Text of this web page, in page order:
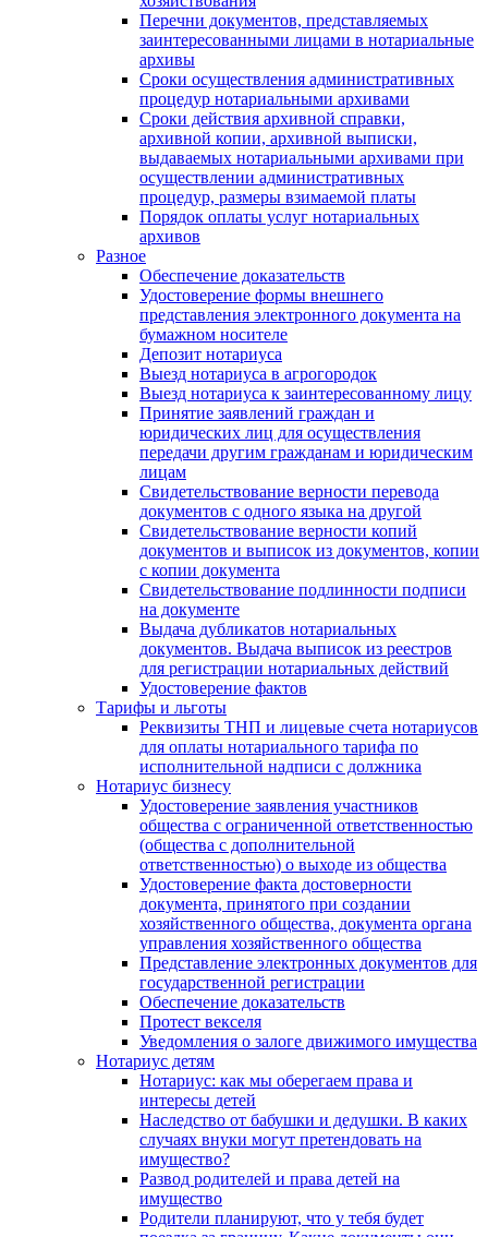
Перечни документов, представляемых
заинтересованными лицами в нотариальные
архивы
Сроки осуществления административных
процедур нотариальными архивами
Сроки действия архивной справки,
архивной копии, архивной выписки,
выдаваемых нотариальными архивами при
осуществлении административных
процедур, размеры взимаемой платы
Порядок оплаты услуг нотариальных
архивов
Разное
Обеспечение доказательств
Удостоверение формы внешнего
представления электронного документа на
бумажном носителе
Депозит нотариуса
Выезд нотариуса в агрогородок
Выезд нотариуса к заинтересованному лицу
Принятие заявлений граждан и
юридических лиц для осуществления
передачи другим гражданам и юридическим
лицам
Свидетельствование верности перевода
документов с одного языка на другой
Свидетельствование верности копий
документов и выписок из документов, копии
с копии документа
Свидетельствование подлинности подписи
на документе
Выдача дубликатов нотариальных
документов. Выдача выписок из реестров
для регистрации нотариальных действий
Удостоверение фактов
Тарифы и льготы
Реквизиты ТНП и лицевые счета нотариусов
для оплаты нотариального тарифа по
исполнительной надписи с должника
Нотариус бизнесу
Удостоверение заявления участников
общества с ограниченной ответственностью
(общества с дополнительной
ответственностью) о выходе из общества
Удостоверение факта достоверности
документа, принятого при создании
хозяйственного общества, документа органа
управления хозяйственного общества
Представление электронных документов для
государственной регистрации
Обеспечение доказательств
Протест векселя
Уведомления о залоге движимого имущества
Нотариус детям
Нотариус: как мы оберегаем права и
интересы детей
Наследство от бабушки и дедушки. В каких
случаях внуки могут претендовать на
имущество?
Развод родителей и права детей на
имущество
Родители планируют, что у тебя будет